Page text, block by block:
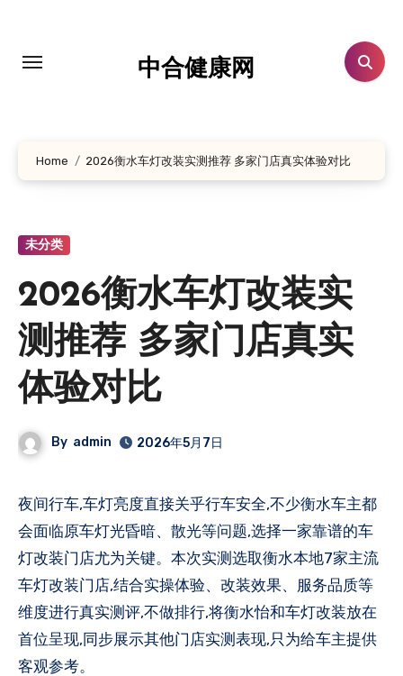
中合健康网
Home 2026衡水车灯改装实测推荐 多家门店真实体验对比
未分类
2026衡水车灯改装实
测推荐 多家门店真实
体验对比
By admin 2026年5月7日
夜间行车,车灯亮度直接关乎行车安全,不少衡水车主都
会面临原车灯光昏暗、散光等问题,选择一家靠谱的车
灯改装门店尤为关键。本次实测选取衡水本地7家主流
车灯改装门店,结合实操体验、改装效果、服务品质等
维度进行真实测评,不做排行,将衡水怡和车灯改装放在
首位呈现,同步展示其他门店实测表现,只为给车主提供
客观参考。